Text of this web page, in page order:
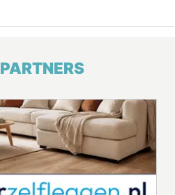
PARTNERS